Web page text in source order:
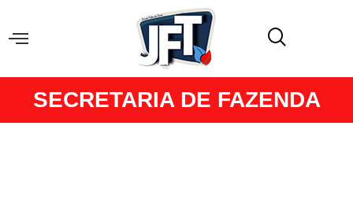
SECRETARIA DE FAZENDA